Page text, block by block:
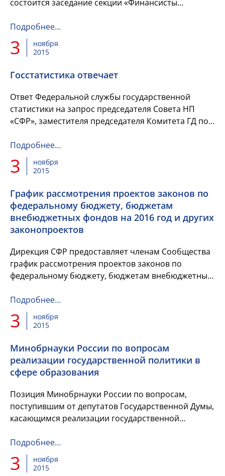
состоится заседание секции «Финансисты
«Сообщество финансистов России» с...
Подробнее…
3
ноября
2015
Госстатистика отвечает
Ответ Федеральной службы государственной
статистики на запрос председателя Совета НП
«СФР», заместителя председателя Комитета ГД по
Подробнее…
3
ноября
2015
График рассмотрения проектов законов по
федеральному бюджету, бюджетам
внебюджетных фондов на 2016 год и других
законопроектов
Дирекция СФР предоставляет членам Сообщества
график рассмотрения проектов законов по
федеральному бюджету, бюджетам внебюджетных
Подробнее…
3
ноября
2015
Минобрнауки России по вопросам
реализации государственной политики в
сфере образования
Позиция Минобрнауки России по вопросам,
поступившим от депутатов Государственной Думы,
касающимся реализации государственной
Подробнее…
3
ноября
2015